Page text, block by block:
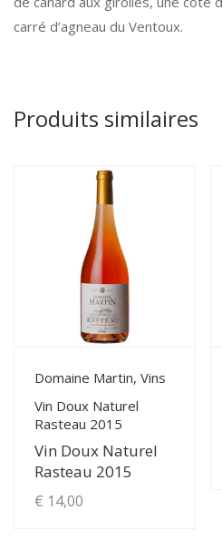
carré d’agneau du Ventoux.
Produits similaires
View Details
Domaine Martin, Vins
Vin Doux Naturel
Rasteau 2015
Vin Doux Naturel
Rasteau 2015
€ 14,00